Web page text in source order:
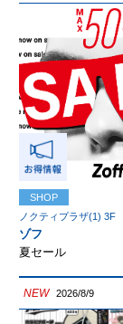
SHOP
ノクティプラザ(1) 3F
ゾフ
夏セール
NEW 2026/8/9